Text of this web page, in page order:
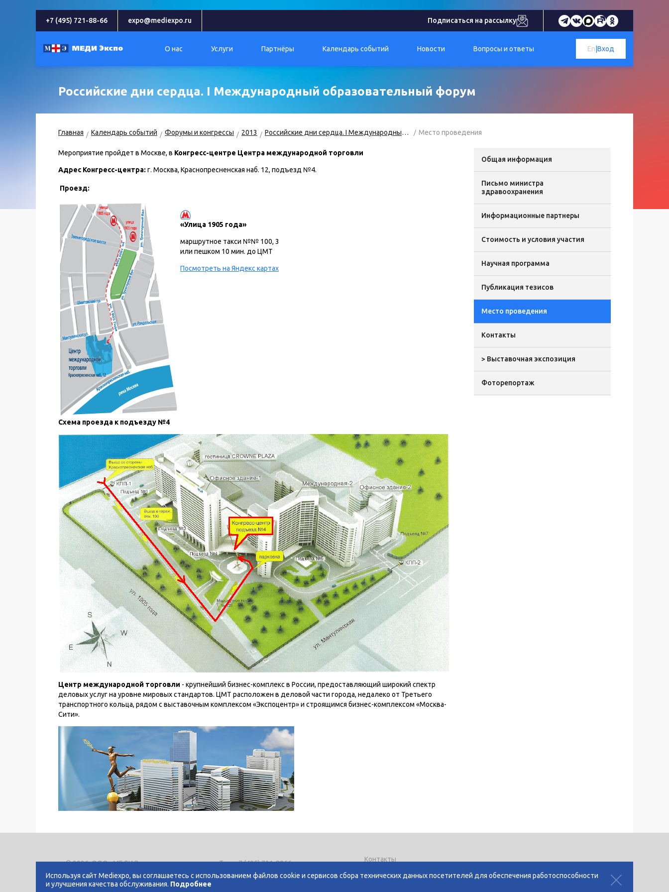
Используя сайт Mediexpo, вы соглашаетесь с использованием файлов cookie и сервисов сбора технических данных посетителей для обеспечения работоспособности
и улучшения качества обслуживания. Подробнее
+7 (495) 721-88-66 expo@mediexpo.ru Подписаться на рассылку
О нас Услуги Партнёры Календарь событий Новости Вопросы и ответы Вход
En
Российские дни сердца. I Международный образовательный форум
Главная Календарь событий Форумы и конгрессы 2013 Российские дни сердца. I Международный форум Место проведения
Мероприятие пройдет в Москве, в Конгресс-центре Центра международной торговли
Адрес Конгресс-центра: г. Москва, Краснопресненская наб. 12, подъезд №4.
Проезд:
«Улица 1905 года»
маршрутное такси №№ 100, 3
или пешком 10 мин. до ЦМТ
Посмотреть на Яндекс картах
Схема проезда к подъезду №4
Центр международной торговли - крупнейший бизнес-комплекс в России, предоставляющий широкий спектр
деловых услуг на уровне мировых стандартов. ЦМТ расположен в деловой части города, недалеко от Третьего
транспортного кольца, рядом с выставочным комплексом «Экспоцентр» и строящимся бизнес-комплексом «Москва-
Сити».
Общая информация
Письмо министра
здравоохранения
Информационные партнеры
Стоимость и условия участия
Научная программа
Публикация тезисов
Место проведения
Контакты
> Выставочная экспозиция
Фоторепортаж
© 2026, ООО «МЕДИ Экспо» Тел.+7 (495) 721-8866
expo@mediexpo.ru
Контакты
Политика конфиденциальности